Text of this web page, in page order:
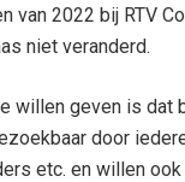
van 2022 bij RTV
niet veranderd.
willen geven is
door
etc. en willen